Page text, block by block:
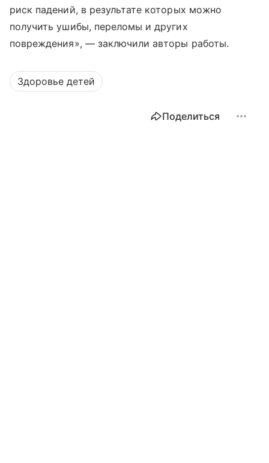
риск падений, в результате которых можно
получить ушибы, переломы и других
повреждения», — заключили авторы работы.
Здоровье детей
Поделиться